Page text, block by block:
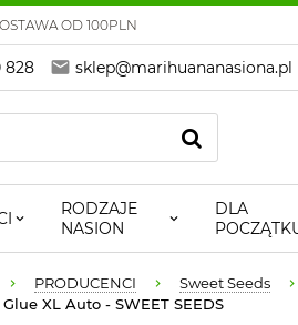
OD 100PLN
828 sklep@marihuananasiona.pl
RODZAJE
NASION
DLA
PRODUCENCI
Sweet Seeds
XL Auto - SWEET SEEDS